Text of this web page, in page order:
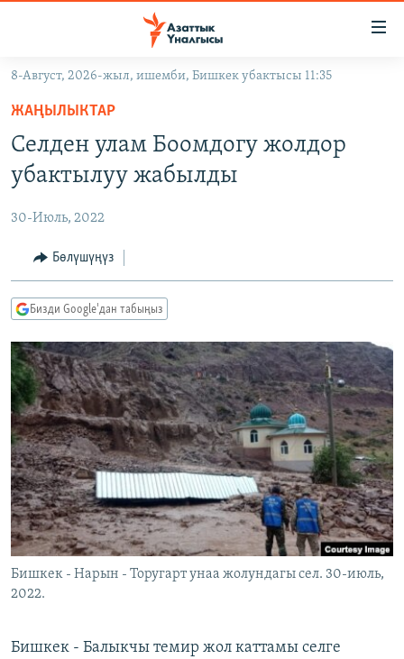
Навигацияга
өтүңүз
Издөөгө
салыңызКЫРГЫЗСТАН
ЭКОНОМИКА
МАДАНИЯТ
ДҮЙНӨ
БОРБОР АЗИЯ
АТАЙЫН ИЛИКТӨӨ
ТВ ПРОГРАММАЛАР
ЭКСПЕРТТЕР ТАЛДАЙТ
БИЗ ЖАНА ДҮЙНӨ
ДАНИСТЕ
ЭЖЕ-СИҢДИЛЕР
АЗАТТЫК+
ЫҢГАЙСЫЗ СУРООЛОР
ӨЗГӨЧӨ ПИКИР
Русский
ОНЛАЙН ШЕРИНЕ
ЭЕ/АРнун бардык сайттары
8-Август, 2026-жыл, ишемби, Бишкек убактысы 11:35
ЖАҢЫЛЫКТАР
Селден улам Боомдогу жолдор
убактылуу жабылды
30-Июль, 2022
Бөлүшүңүз
Бизди Google'дан табыңыз
Бишкек - Нарын - Торугарт унаа жолундагы сел. 30-июль,
2022.
Бишкек - Балыкчы темир жол каттамы селге